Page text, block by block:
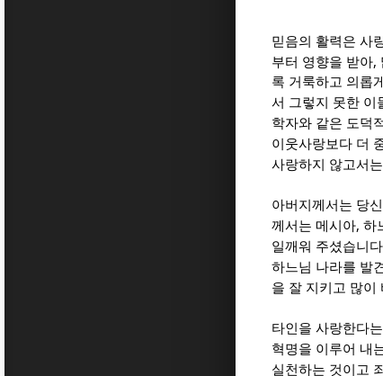
믿음의 활력은 사
부터 영향을 받아,
록 거룩하고 의롭
서 그렇지 못한 이
학자와 같은 도덕
이웃사랑보다 더
사랑하지 않고서
아버지께서는 당
께서는 메시아, 하
일깨워 주셨습니다
하느님 나라를 발
을 잘 지키고 많이
타인을 사랑한다
혁명을 이루어 내
실천하는 것이고